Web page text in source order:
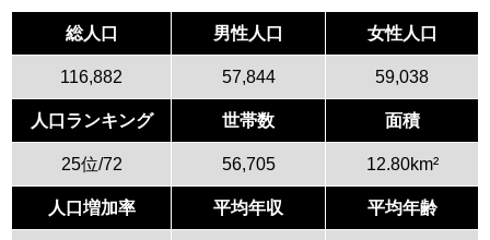
総人口 男性人口 女性人口
116,882 57,844 59,038
人口ランキング 世帯数 面積
25位/72 56,705 12.80km²
人口増加率 平均年収 平均年齢